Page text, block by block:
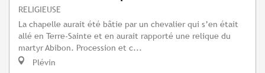
RELIGIEUSE
La chapelle aurait été bâtie par un chevalier qui s’en était
allé en Terre-Sainte et en aurait rapporté une relique du
martyr Abibon. Procession et c...
Plévin